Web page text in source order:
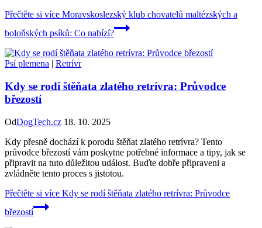
Přečtěte si více Moravskoslezský klub chovatelů maltézských a
boloňských psíků: Co nabízí?
Psí plemena | Retrívr
Kdy se rodí štěňata zlatého retrívra: Průvodce
březostí
OdDogTech.cz 18. 10. 2025
Kdy přesně dochází k porodu štěňat zlatého retrívra? Tento
průvodce březostí vám poskytne potřebné informace a tipy, jak se
připravit na tuto důležitou událost. Buďte dobře připraveni a
zvládněte tento proces s jistotou.
Přečtěte si více Kdy se rodí štěňata zlatého retrívra: Průvodce
březostí